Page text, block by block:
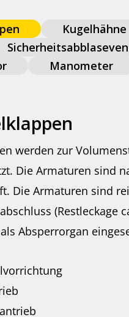
Kugelhähne
Manometer
werden zur
Die Armaturen sind
Die Armaturen sind
(Restleckage
Absperrorgan